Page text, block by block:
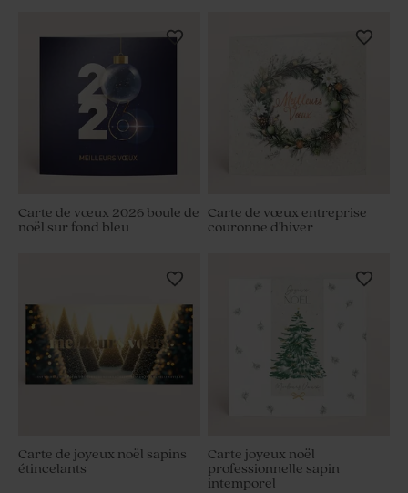
Carte de vœux 2026 boule de
noël sur fond bleu
Carte de vœux entreprise
couronne d'hiver
Carte de joyeux noël sapins
étincelants
Carte joyeux noël
professionnelle sapin
intemporel